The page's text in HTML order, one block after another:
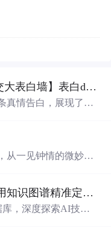
python浪漫代码表白npy_【交大表白墙】表白dxy小姐姐，十里春风不如你，三里桃花不及卿，要每天开心哦！...
真情告白，展现了学
从一见钟情的微妙到
高校技术转移办公室如何利用知识图谱精准定位产业需求与技术适配点？.docx
，深度探索AI技术